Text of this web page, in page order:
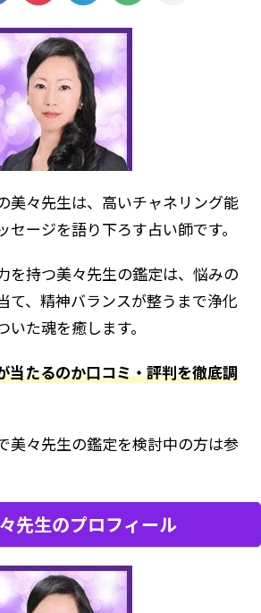
美々先生は、高いチャネリング能
セージを語り下ろす占い師です。
を持つ美々先生の鑑定は、悩みの
て、精神バランスが整うまで浄化
た魂を癒します。
当たるのか口コミ・評判を徹底調
美々先生の鑑定を検討中の方は参
先生のプロフィール